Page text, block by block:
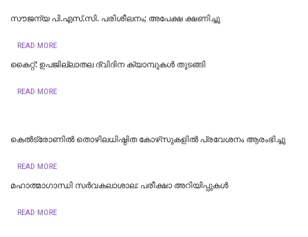
സൗജന്യ പി.എസ്.സി. പരിശീലനം; അപേക്ഷ ക്ഷണിച്ചു
READ MORE
കൈറ്റ്: ഉപജില്ലാതല ദ്വിദിന ക്യാമ്പുകള്‍ തുടങ്ങി
READ MORE
കെല്‍ട്രോണില്‍ തൊഴിലധിഷ്ഠിത കോഴ്‌സുകളില്‍ പ്രവേശനം ആരംഭിച്ചു
READ MORE
മഹാത്മാഗാന്ധി സർവകലാശാല: പരീക്ഷാ അറിയിപ്പുകൾ
READ MORE